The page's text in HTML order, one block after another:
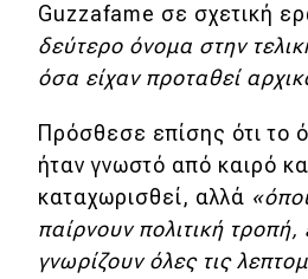
Guzzafame σε σχετική
δεύτερο όνομα στην
όσα είχαν προταθεί
Πρόσθεσε επίσης ότι το
ήταν γνωστό από καιρό
καταχωρισθεί, αλλά
παίρνουν πολιτική τροπή,
γνωρίζουν όλες τις